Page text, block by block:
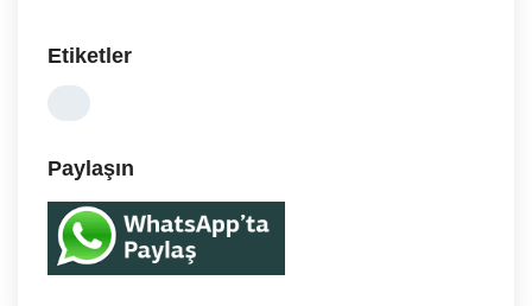
Etiketler
Paylaşın